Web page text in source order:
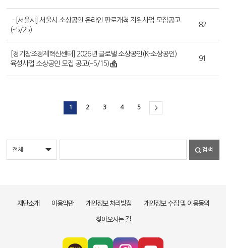
- [서울시] 서울시 소상공인 온라인 판로개척 지원사업 모집공고
(~5/25)
82
[경기창조경제혁신센터] 2026년 글로벌 소상공인(K-소상공인)
육성사업 소상공인 모집 공고(~5/15)
91
1 2 3 4 5 >
검색
재단소개 이용약관 개인정보 처리방침
개인정보 수집 및 이용동의
찾아오시는 길